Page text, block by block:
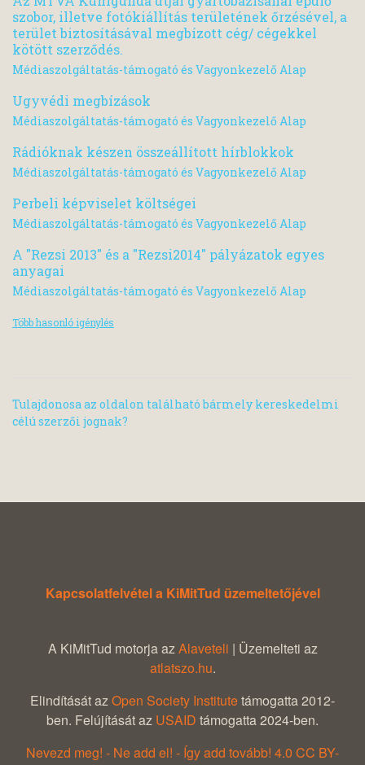
szobor, illetve fotókiállítás területének őrzésével, a
terület biztosításával megbízott cég/ cégekkel
kötött szerződés.
Médiaszolgáltatás-támogató és Vagyonkezelő Alap
Ugyvédi megbízások
Médiaszolgáltatás-támogató és Vagyonkezelő Alap
Rádióknak készen összeállított hírblokkok
Médiaszolgáltatás-támogató és Vagyonkezelő Alap
Perbeli képviselet költségei
Médiaszolgáltatás-támogató és Vagyonkezelő Alap
A "Rezsi 2013" és a "Rezsi2014" pályázatok egyes
anyagai
Médiaszolgáltatás-támogató és Vagyonkezelő Alap
Több hasonló igénylés
Tulajdonosa az oldalon található bármely kereskedelmi
célú szerzői jognak?
Kapcsolatfelvétel a KiMitTud üzemeltetőjével
A KiMitTud motorja azAlaveteli | Üzemelteti az
atlatszo.hu.
Elindítását azOpen Society Institutetámogatta 2012-
ben. Felújítását az USAID támogatta 2024-ben.
Nevezd meg! - Ne add el! - Így add tovább! 4.0 CC BY-